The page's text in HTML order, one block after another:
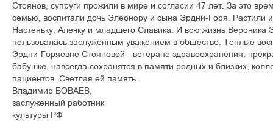
Ñòîÿíîâ, ñóïðóãè ïðîæèëè â ìèðå è ñîãëàñèè 47 ëåò. Çà ýòî
ñåìüþ, âîñïèòàëè äî÷ü Ýëåîíîðó è ñûíà Ýðäíè-Ãîðÿ. Ðàñòèëè
Íàñòåíüêó, Àëå÷êó è ìëàäøåãî Ñëàâèêà. È âñþ æèçíü
ïîëüçîâàëàñü çàñëóæåííûì óâàæåíèåì â îáùåñòâå. Òåïëûå
Ýðäíè-Ãîðÿåâíå Ñòîÿíîâîé - âåòåðàíå çäðàâîîõðàíåíèÿ,
áàáóøêå, íàâñåãäà ñîõðàíÿòñÿ â ïàìÿòè ðîäíûõ è áëèçêèõ,
ïàöèåíòîâ. Ñâåòëàÿ åé ïàìÿòü.
Âëàäèìèð ÁÎÂÀÅÂ,
çàñëóæåííûé ðàáîòíèê
êóëüòóðû ÐÔ